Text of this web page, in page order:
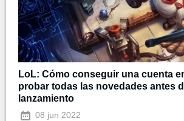
LoL: Cómo conseguir una cuenta
probar todas las novedades antes
lanzamiento
08 jun 2022